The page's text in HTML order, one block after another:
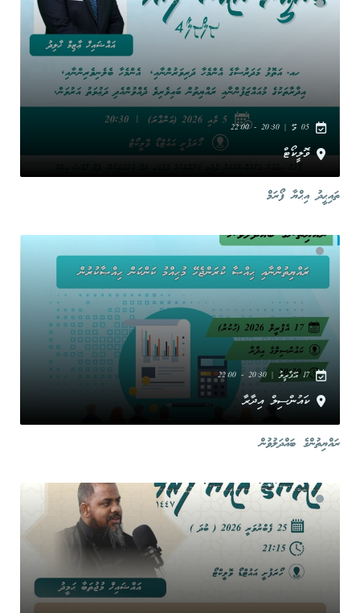
05 މޭ | 20:30 - 22:00
ވޮލީކޯޓް
ތައިޙީދު އިޙްޔާ ފޯރަމް
17 އޭޕްރީލު | 20:30 - 22:00
ކައުންސިލް އިދާރާ
ރައްޔިތުންގެ ބައްދަލުވުން